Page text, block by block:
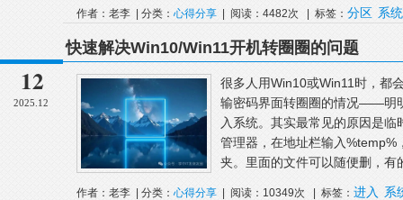
作者：老李 | 分类： 心得分享 | 阅读：4482次 | 标签： 分区 系统
12
2025.12
快速解决Win10/Win11开机转圈圈的问题
很多人用Win10或Win11时，都
输密码界面转圈圈的情况——明
入系统。其实最常见的原因是
管理器，在地址栏输入
夹。里面的文件可以随便删，有
作者：老李 | 分类： 心得分享 | 阅读：10349次 | 标签： 进入 系